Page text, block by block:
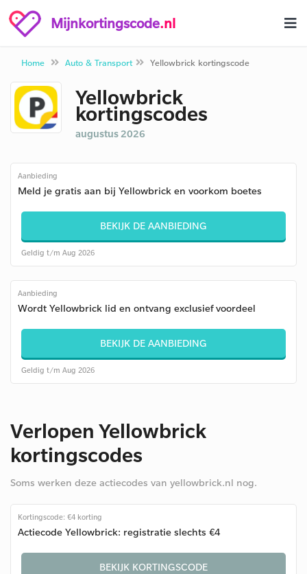
Mijnkortingscode.nl
Home Auto & Transport Yellowbrick kortingscode
Yellowbrick
kortingscodes
augustus 2026
Aanbieding
Meld je gratis aan bij Yellowbrick en voorkom boetes
BEKIJK DE AANBIEDING
Geldig t/m Aug 2026
Aanbieding
Wordt Yellowbrick lid en ontvang exclusief voordeel
BEKIJK DE AANBIEDING
Geldig t/m Aug 2026
Verlopen Yellowbrick
kortingscodes
Soms werken deze actiecodes van yellowbrick.nl nog.
Kortingscode: €4 korting
Actiecode Yellowbrick: registratie slechts €4
BEKIJK KORTINGSCODE